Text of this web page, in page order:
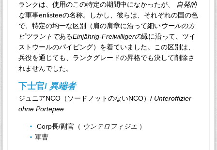
ランクは、使用のこの特定の期間中になかったが、 自発的
な軍事enlisteeの名称。しかし、彼らは、それぞれの国の色
で、特定の均一な区別（肩の肩章に沿って細いウールのカ
ピツラントであるEinjährig-Freiwilligerの縁に沿って、ツイ
ストウールのパイピング）を着ていました。この区別は、
兵役を通じても、ランクグレードの昇格でも決して削除さ
れませんでした。
下士官/異端者
ジュニアNCO（ソードノットのないNCO）/ Unteroffizier
ohne Portepee
Corp長/副官（ ウンテロフィジエ ）
軍曹